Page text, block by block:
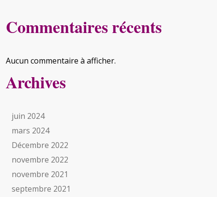
Commentaires récents
Aucun commentaire à afficher.
Archives
juin 2024
mars 2024
Décembre 2022
novembre 2022
novembre 2021
septembre 2021